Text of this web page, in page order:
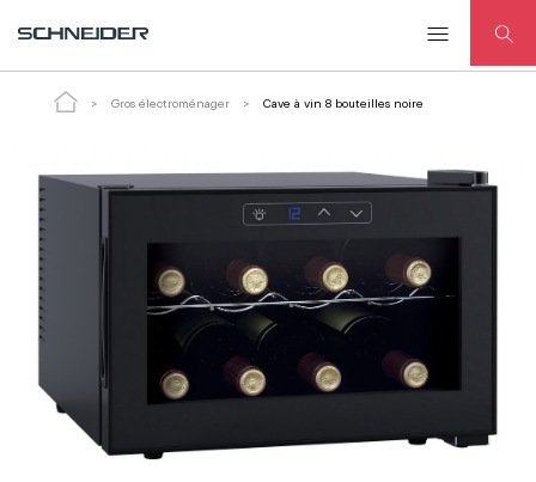
Gros électroménager Cave à vin 8 bouteilles noire
Cave à vin 8 bouteilles noire